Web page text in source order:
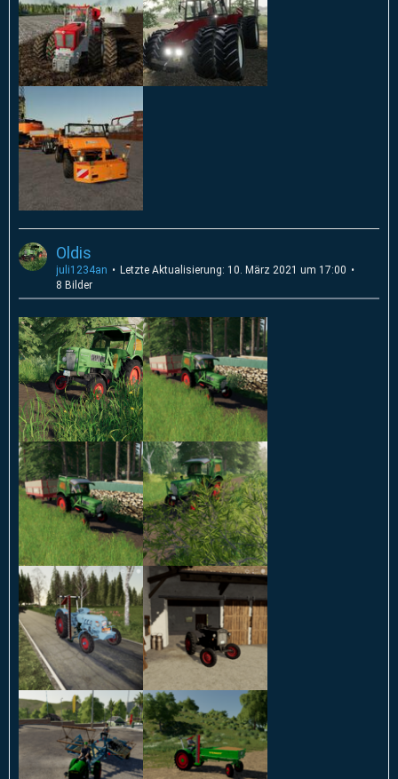
Oldis
juli1234an Letzte Aktualisierung: 10. März 2021 um 17:00
8 Bilder